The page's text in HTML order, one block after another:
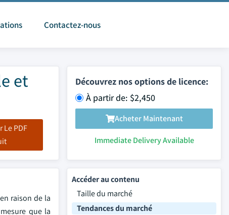
Contactez-nous
et
Le PDF
Découvrez nos options de licence:
À partir de: $2,450
Acheter Maintenant
Immediate Delivery Available
raison de la
que la
Accéder au contenu
Taille du marché
Tendances du marché